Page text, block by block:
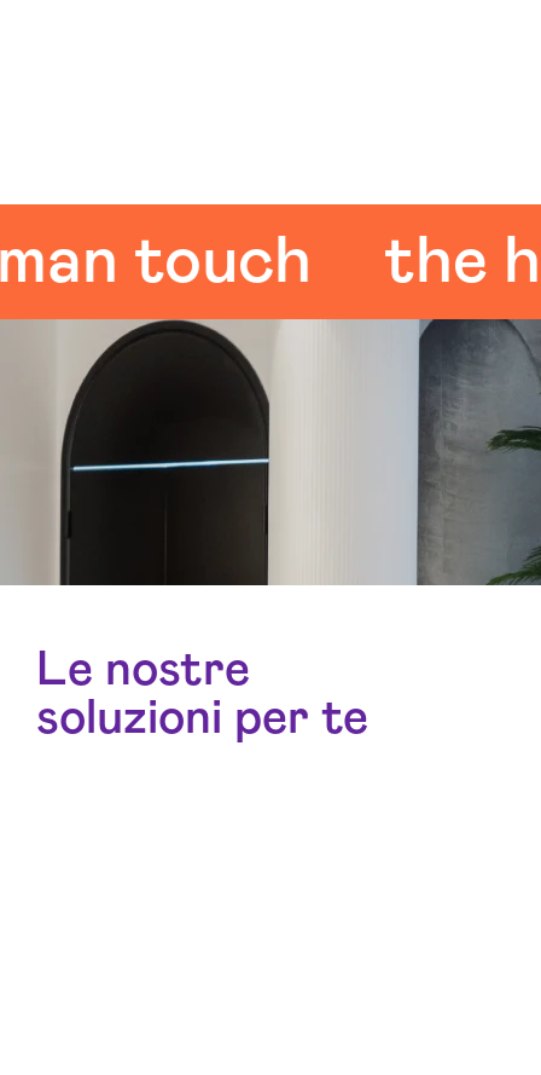
touch the
Le nostre
soluzioni per te